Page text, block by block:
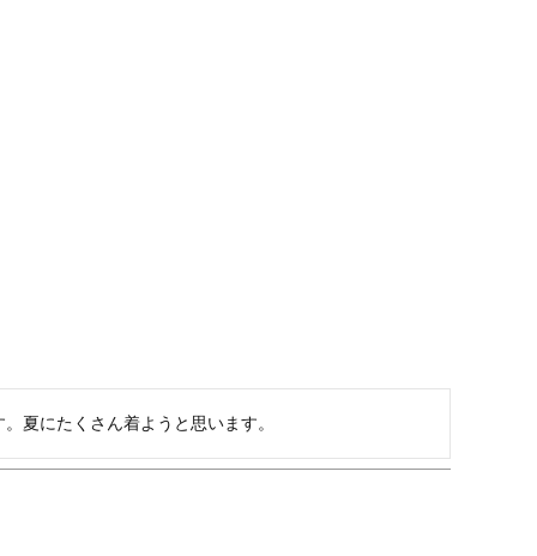
夏にたくさん着ようと思います。